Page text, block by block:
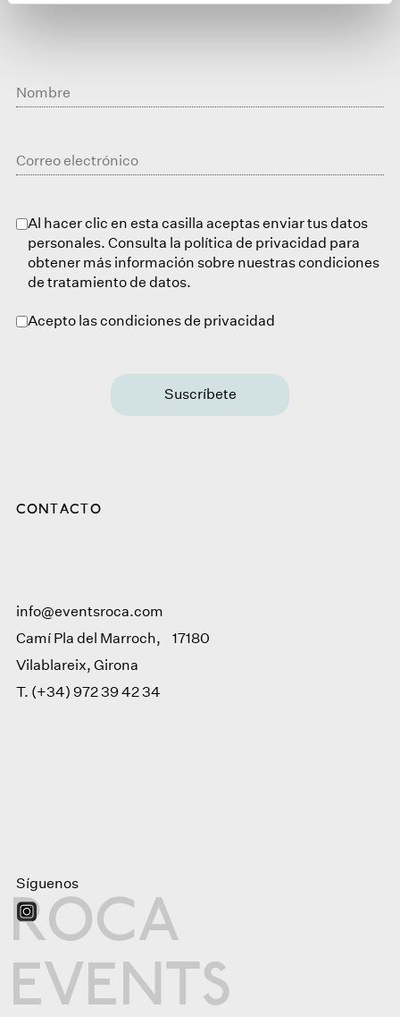
ROCA
EVENTS
CONTACTO
info@eventsroca.com
Camí Pla del Marroch, 17180
Vilablareix, Girona
T. (+34) 972 39 42 34
Síguenos
Al hacer clic en esta casilla aceptas enviar tus datos
personales. Consulta la política de privacidad para
obtener más información sobre nuestras condiciones
de tratamiento de datos.
Acepto las condiciones de privacidad
Suscríbete